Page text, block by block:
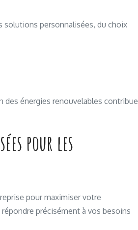
solutions personnalisées, du choix
des énergies renouvelables contribue
pour les
pour maximiser votre
précisément à vos besoins